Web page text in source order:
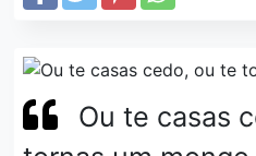
Ou te casas